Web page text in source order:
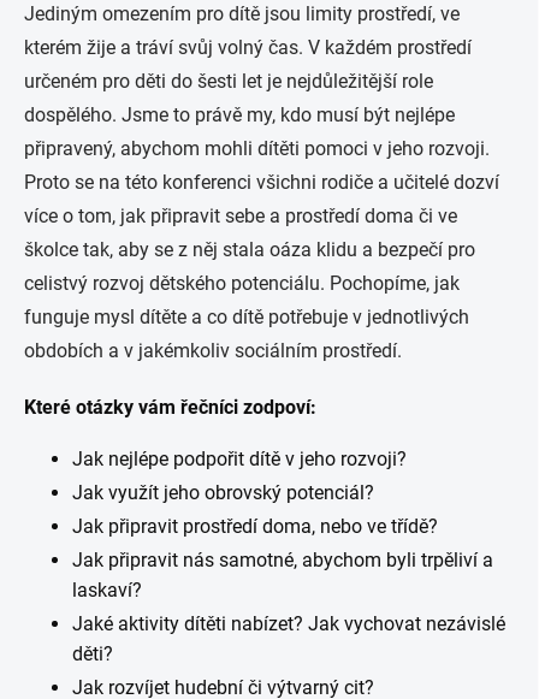
Jediným omezením pro dítě jsou limity prostředí, ve
kterém žije a tráví svůj volný čas. V každém prostředí
určeném pro děti do šesti let je nejdůležitější role
dospělého. Jsme to právě my, kdo musí být nejlépe
připravený, abychom mohli dítěti pomoci v jeho rozvoji.
Proto se na této konferenci všichni rodiče a učitelé dozví
více o tom, jak připravit sebe a prostředí doma či ve
školce tak, aby se z něj stala oáza klidu a bezpečí pro
celistvý rozvoj dětského potenciálu. Pochopíme, jak
funguje mysl dítěte a co dítě potřebuje v jednotlivých
obdobích a v jakémkoliv sociálním prostředí.
Které otázky vám řečníci zodpoví:
Jak nejlépe podpořit dítě v jeho rozvoji?
Jak využít jeho obrovský potenciál?
Jak připravit prostředí doma, nebo ve třídě?
Jak připravit nás samotné, abychom byli trpěliví a
laskaví?
Jaké aktivity dítěti nabízet? Jak vychovat nezávislé
děti?
Jak rozvíjet hudební či výtvarný cit?